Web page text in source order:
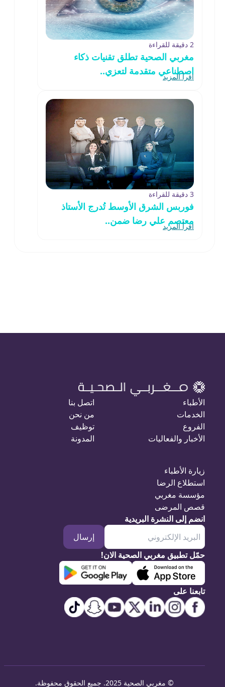
2 دقيقة للقراءة
مغربي الصحية تطلق تقنيات ذكاء
اصطناعي متقدمة لتعزي..
اقرأ المزيد
3 دقيقة للقراءة
فوربس الشرق الأوسط تُدرج الأستاذ
معتصم علي رضا ضمن..
اقرأ المزيد
الأطباء
الخدمات
الفروع
الأخبار والفعاليات
اتصل بنا
من نحن
توظيف
المدونة
زيارة الأطباء
استطلاع الرضا
مؤسسة مغربي
قصص المرضى
انضم إلى النشرة البريدية
إرسال
حمّل تطبيق مغربي الصحية الان!
تابعنا على
© مغربي الصحية 2025. جميع الحقوق محفوظة .